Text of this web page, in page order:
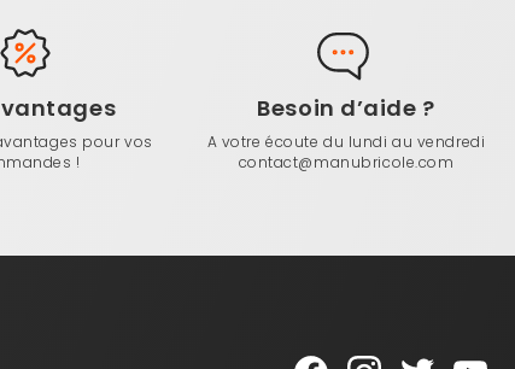
pour vos
!
Besoin d’aide ?
A votre écoute du lundi au vendredi
contact@manubricole.com